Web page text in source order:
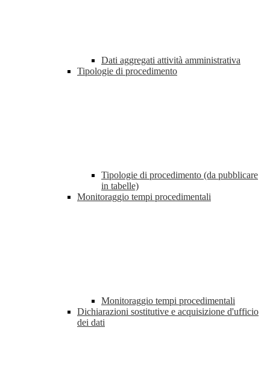
Dati aggregati attività amministrativa
Tipologie di procedimento
Tipologie di procedimento (da pubblicare
in tabelle)
Monitoraggio tempi procedimentali
Monitoraggio tempi procedimentali
Dichiarazioni sostitutive e acquisizione d'ufficio
dei dati